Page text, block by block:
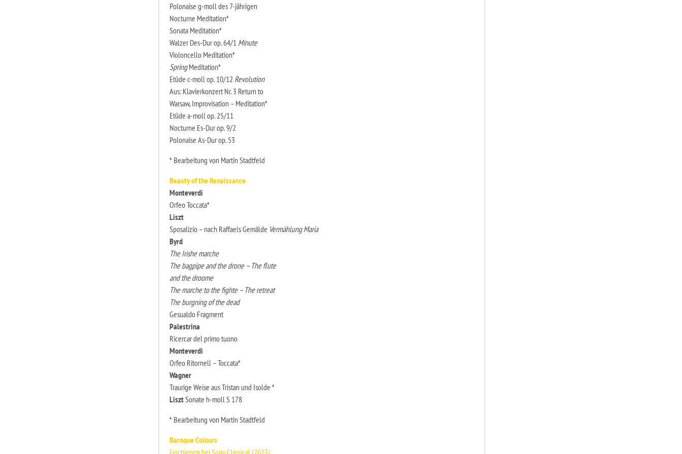
Polonaise g-moll des 7-jährigen
Nocturne Meditation*
Sonata Meditation*
Walzer Des-Dur op. 64/1 Minute
Violoncello Meditation*
SpringMeditation*
Etüde c-moll op. 10/12 Revolution
Aus: Klavierkonzert Nr. 3 Return to
Warsaw, Improvisation – Meditation*
Etüde a-moll op. 25/11
Nocturne Es-Dur op. 9/2
Polonaise As-Dur op. 53
* Bearbeitung von Martin Stadtfeld
Beauty of the Renaissance
Monteverdi
Orfeo Toccata*
Liszt
Sposalizio – nach Raffaels Gemälde Vermählung Maria
Byrd
The Irishe marche
The bagpipe and the drone – The flute
and the droome
The marche to the fighte – The retreat
The burgning of the dead
Gesualdo Fragment
Palestrina
Ricercar del primo tuono
Monteverdi
Orfeo Ritornell – Toccata*
Wagner
Traurige Weise aus Tristan und Isolde *
LisztSonate h-moll S 178
* Bearbeitung von Martin Stadtfeld
Baroque Colours
Erschienen bei Sony Classical (2023)